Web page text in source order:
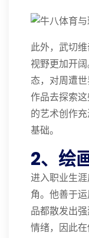
此外，武切
视野更加开
态，对周遭
作品去探索
的艺术创作
基础。
2、绘
进入职业生
角。他善于
品都散发出
情绪，因此